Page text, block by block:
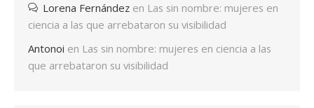
Lorena Fernández en Las sin nombre: mujeres en
ciencia a las que arrebataron su visibilidad
Antonoi en Las sin nombre: mujeres en ciencia a las
que arrebataron su visibilidad